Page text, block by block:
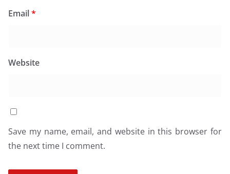
Email*
Website
Save my name, email, and website in this browser for
the next time I comment.